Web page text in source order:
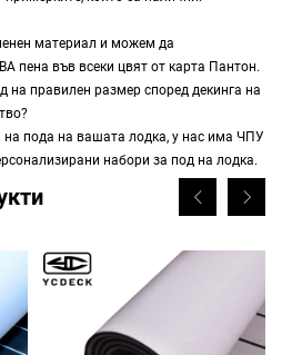
материал и можем да
пена във всеки цвят от карта Пантон.
на правилен размер според декинга на
на пода на вашата лодка, у нас има ЧПУ
набори за под на лодка.